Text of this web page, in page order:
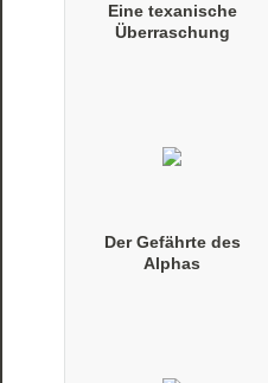
Eine texanische
Überraschung
Der Gefährte des
Alphas